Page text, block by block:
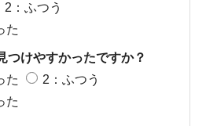
2：ふつう
た
つけやすかったですか？
た
2：ふつう
た